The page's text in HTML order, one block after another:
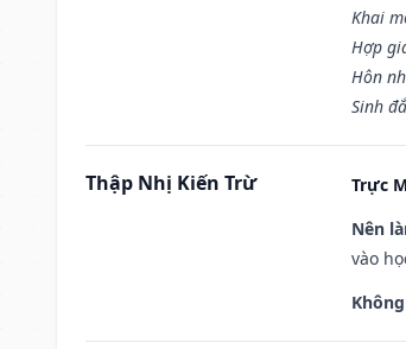
Khai
Hợp
Hôn
Sinh
Thập Nhị Kiến Trừ
Trực
Nên
vào